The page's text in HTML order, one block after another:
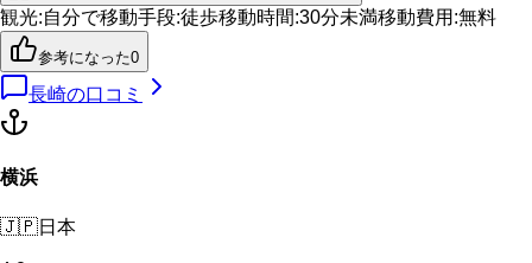
観光:自分で移動手段:徒歩移動時間:30分未満移動費用 :無料
参考になった0
長崎の口コミ
横浜
🇯🇵日本